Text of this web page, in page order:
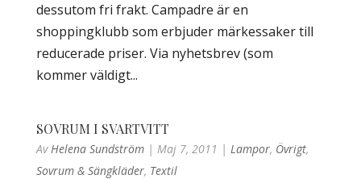
dessutom fri frakt. Campadre är en
shoppingklubb som erbjuder märkessaker till
reducerade priser. Via nyhetsbrev (som
kommer väldigt...
SOVRUM I SVARTVITT
AvHelena Sundström| Maj 7, 2011 | Lampor, Övrigt,
Sovrum & Sängkläder, Textil